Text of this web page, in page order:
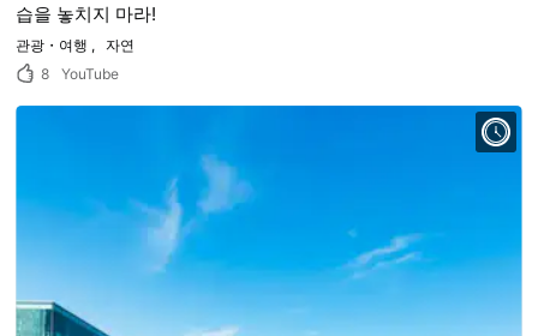
습을 놓치지 마라!
관광・여행
자연
8
YouTube